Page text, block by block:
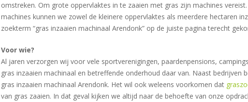
omstreken. Om grote oppervlaktes in te zaaien met gras zijn machines
machines kunnen we zowel de kleinere oppervlaktes als meerdere hectaren
zoekterm “gras inzaaien machinaal Arendonk” op de juiste pagina terecht
Voor wie?
Al jaren verzorgen wij voor vele sportverenigingen, paardenpensions,
gras inzaaien machinaal en betreffende onderhoud daar van. Naast bedrijven
gras inzaaien machinaal Arendonk. Het wil ook weleens voorkomen dat
van gras zaaien. In dat geval kijken we altijd naar de behoefte van onze